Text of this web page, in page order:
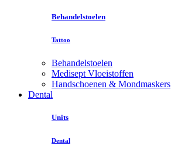
Behandelstoelen
Tattoo
Behandelstoelen
Medisept Vloeistoffen
Handschoenen & Mondmaskers
Dental
Units
Dental